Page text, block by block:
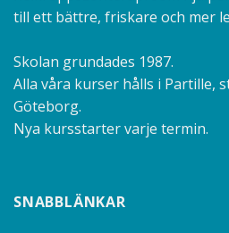
till ett bättre, friskare och mer
Skolan grundades 1987.
Alla våra kurser hålls i Partille,
Göteborg.
Nya kursstarter varje termin.
SNABBLÄNKAR